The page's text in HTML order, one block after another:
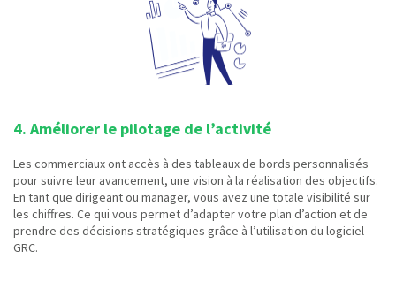
4. Améliorer le pilotage de l’activité
Les commerciaux ont accès à des tableaux de bords personnalisés
pour suivre leur avancement, une vision à la réalisation des objectifs.
En tant que dirigeant ou manager, vous avez une totale visibilité sur
les chiffres. Ce qui vous permet d’adapter votre plan d’action et de
prendre des décisions stratégiques grâce à l’utilisation du logiciel
GRC.